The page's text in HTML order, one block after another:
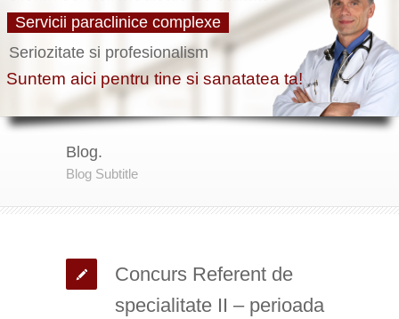
Blog.
Blog Subtitle
Concurs Referent de
specialitate II – perioada